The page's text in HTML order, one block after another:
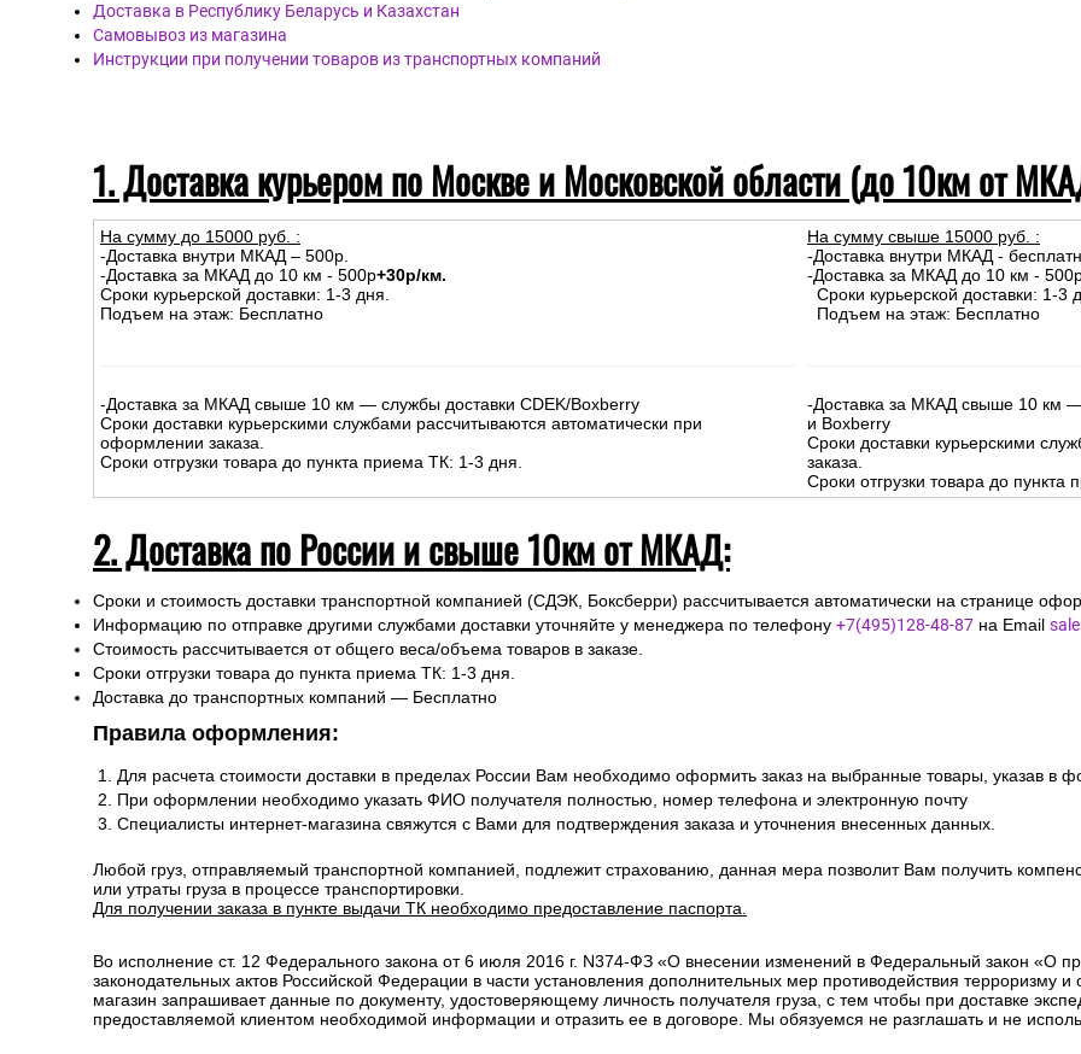
Доставка в Республику Беларусь и Казахстан
Самовывоз из магазина
Инструкции при получении товаров из транспортных компаний
1. Доставка курьером по Москве и Московской области (до 10км от
На сумму до 15000 руб. :
-Доставка внутри МКАД – 500р.
-Доставка за МКАД до 10 км - 500р+30р/км.
Сроки курьерской доставки: 1-3 дня.
Подъем на этаж: Бесплатно
-Доставка за МКАД свыше 10 км — службы доставки CDEK/Boxberry
Сроки доставки курьерскими службами рассчитываются автоматически при
оформлении заказа.
Сроки отгрузки товара до пункта приема ТК: 1-3 дня.
На сумму свыше 15000 руб. :
-Доставка внутри МКАД -
-Доставка за МКАД до 10 км -
Сроки курьерской доставки: 1-3
Подъем на этаж: Бесплатно
-Доставка за МКАД свыше 10 км —
и Boxberry
Сроки доставки курьерскими
заказа.
Сроки отгрузки товара до пункта
2. Доставка по России и свыше 10км от МКАД:
Сроки и стоимость доставки транспортной компанией (СДЭК, Боксберри) рассчитывается автоматически на странице
Информацию по отправке другими службами доставки уточняйте у менеджера по телефону +7(495)128-48-87 на Email
Стоимость рассчитывается от общего веса/объема товаров в заказе.
Сроки отгрузки товара до пункта приема ТК: 1-3 дня.
Доставка до транспортных компаний — Бесплатно
Правила оформления:
Для расчета стоимости доставки в пределах России Вам необходимо оформить заказ на выбранные товары, указав в
При оформлении необходимо указать ФИО получателя полностью, номер телефона и электронную почту
Специалисты интернет-магазина свяжутся с Вами для подтверждения заказа и уточнения внесенных данных.
Любой груз, отправляемый транспортной компанией, подлежит страхованию, данная мера позволит Вам получить
или утраты груза в процессе транспортировки.
Для получении заказа в пункте выдачи ТК необходимо предоставление паспорта.
Во исполнение ст. 12 Федерального закона от 6 июля 2016 г. N374-ФЗ «О внесении изменений в Федеральный закон «О
законодательных актов Российской Федерации в части установления дополнительных мер противодействия терроризму
магазин запрашивает данные по документу, удостоверяющему личность получателя груза, с тем чтобы при доставке
предоставляемой клиентом необходимой информации и отразить ее в договоре. Мы обязуемся не разглашать и не